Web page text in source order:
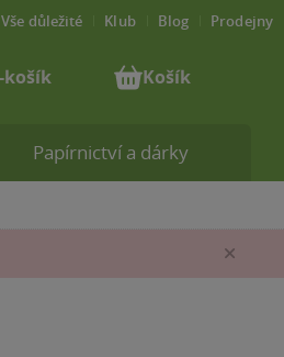
Papírnictví a dárky
Vše důležité Klub Blog Prodejny
košík Košík